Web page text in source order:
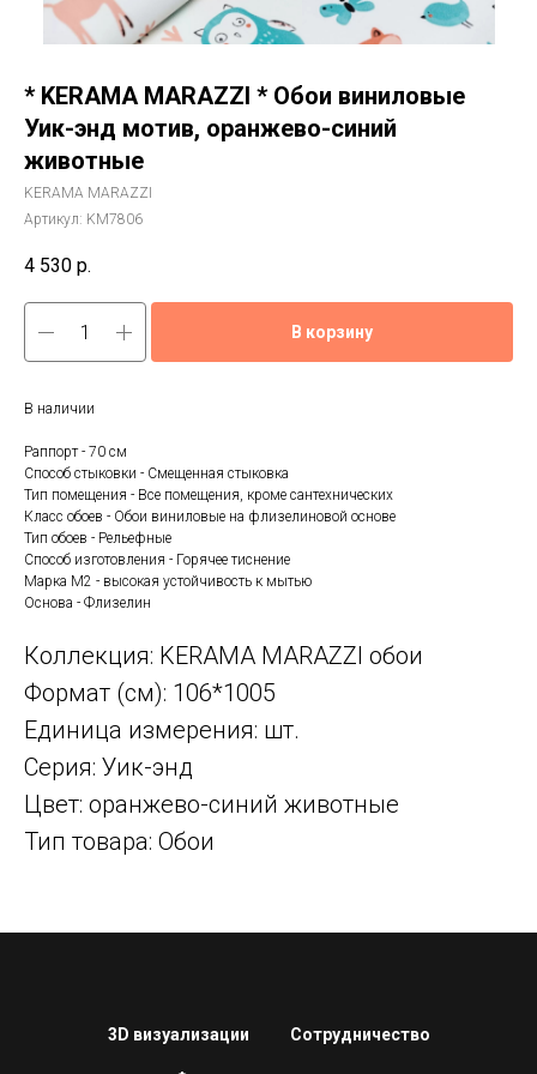
* KERAMA MARAZZI * Обои виниловые
Уик-энд мотив, оранжево-синий
животные
KERAMA MARAZZI
Артикул: KM7806
4 530 р.
В корзину
В наличии
Раппорт - 70 см
Способ стыковки - Смещенная стыковка
Тип помещения - Все помещения, кроме сантехнических
Класс обоев - Обои виниловые на флизелиновой основе
Тип обоев - Рельефные
Способ изготовления - Горячее тиснение
Марка М2 - высокая устойчивость к мытью
Основа - Флизелин
Коллекция: KERAMA MARAZZI обои
Формат (см): 106*1005
Единица измерения: шт.
Серия: Уик-энд
Цвет: оранжево-синий животные
Тип товара: Обои
3D визуализации Сотрудничество